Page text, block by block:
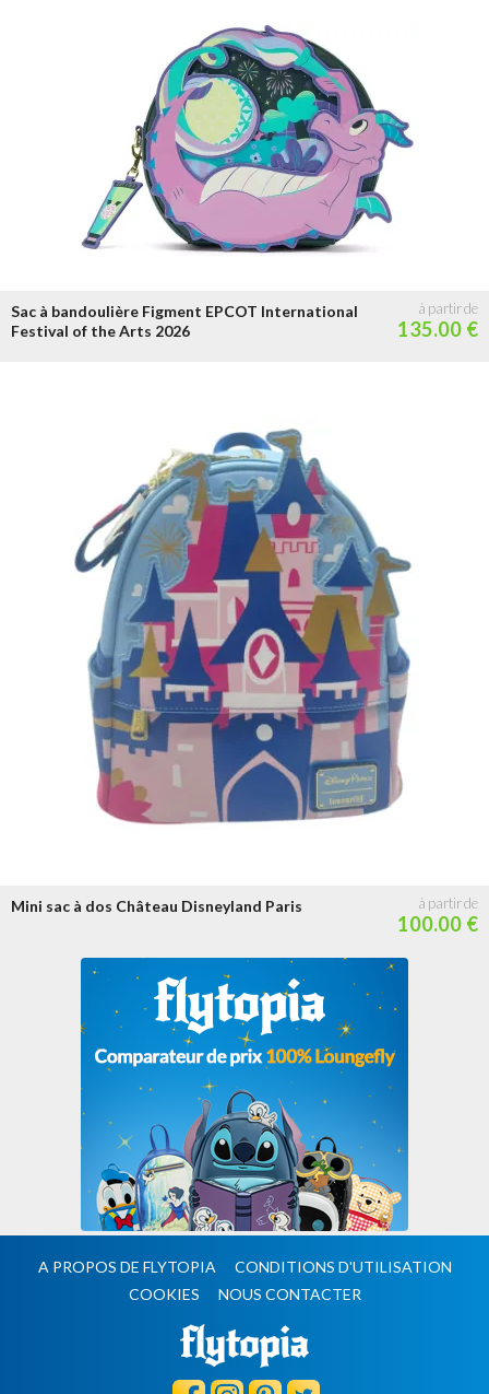
Sac à bandoulière Figment EPCOT International
Festival of the Arts 2026
135.00 €
Mini sac à dos Château Disneyland Paris
100.00 €
A PROPOS DE FLYTOPIA
CONDITIONS D'UTILISATION
COOKIES
NOUS CONTACTER